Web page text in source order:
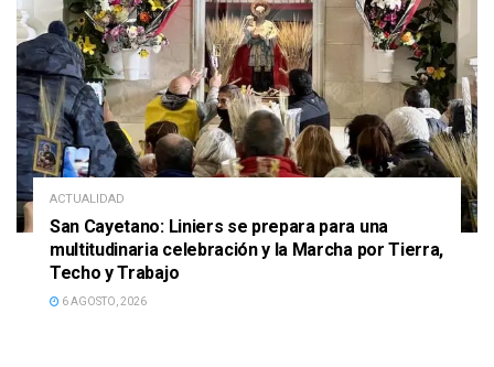
ACTUALIDAD
San Cayetano: Liniers se prepara para una
multitudinaria celebración y la Marcha por Tierra,
Techo y Trabajo
6 AGOSTO, 2026